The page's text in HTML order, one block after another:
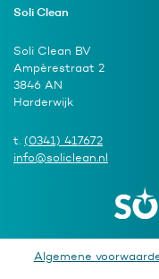
Soli Clean
Soli Clean BV
Ampèrestraat 2
3846 AN
Harderwijk
t. (0341) 417672
info@soliclean.nl
Algemene